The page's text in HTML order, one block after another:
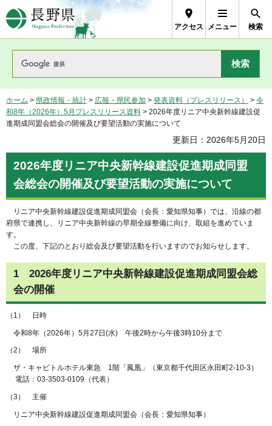
長野県Nagano Prefecture
アクセス メニュー 検索
ホーム > 県政情報・統計 > 広報・県民参加 > 発表資料（プレスリリース） > 令
和8年（2026年）5月プレスリリース資料 > 2026年度リニア中央新幹線建設促
進期成同盟会総会の開催及び要望活動の実施について
更新日：2026年5月20日
2026年度リニア中央新幹線建設促進期成同盟
会総会の開催及び要望活動の実施について
リニア中央新幹線建設促進期成同盟会（会長：愛知県知事）では、沿線の都
府県で連携し、リニア中央新幹線の早期全線整備に向け、取組を進めていま
す。
この度、下記のとおり総会及び要望活動を行いますのでお知らせします。
1 2026年度リニア中央新幹線建設促進期成同盟会総
会の開催
（1） 日時
令和8年（2026年）5月27日(水) 午後2時から午後3時10分まで
（2） 場所
ザ・キャピトルホテル東急 1階「鳳凰」（東京都千代田区永田町2-10-3）
電話：03-3503-0109（代表）
（3） 主催
リニア中央新幹線建設促進期成同盟会（会長：愛知県知事）